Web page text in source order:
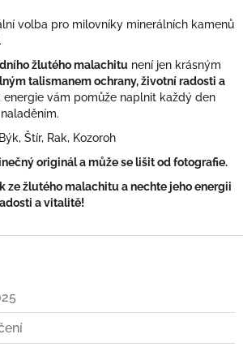
volba pro milovníky minerálních kamenů
žlutého malachitu není jen krásným
talismanem ochrany, životní radosti a
energie vám pomůže naplnit každý den
Býk, Štír, Rak, Kozoroh
originál a může se lišit od fotografie.
ze žlutého malachitu a nechte jeho energii
a vitalitě!